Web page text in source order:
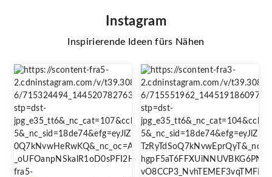
Instagram
Inspirierende Ideen fürs Nähen